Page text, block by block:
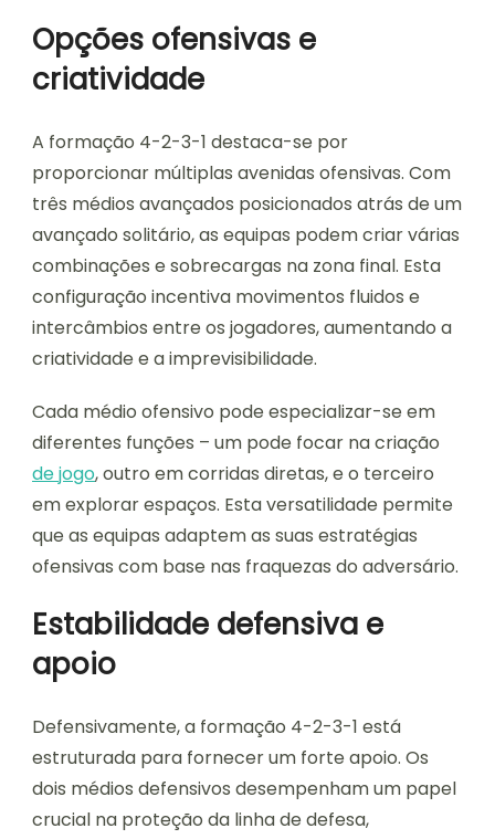
Opções ofensivas e
criatividade
A formação 4-2-3-1 destaca-se por
proporcionar múltiplas avenidas ofensivas. Com
três médios avançados posicionados atrás de um
avançado solitário, as equipas podem criar várias
combinações e sobrecargas na zona final. Esta
configuração incentiva movimentos fluidos e
intercâmbios entre os jogadores, aumentando a
criatividade e a imprevisibilidade.
Cada médio ofensivo pode especializar-se em
diferentes funções – um pode focar na criação
de jogo, outro em corridas diretas, e o terceiro
em explorar espaços. Esta versatilidade permite
que as equipas adaptem as suas estratégias
ofensivas com base nas fraquezas do adversário.
Estabilidade defensiva e
apoio
Defensivamente, a formação 4-2-3-1 está
estruturada para fornecer um forte apoio. Os
dois médios defensivos desempenham um papel
crucial na proteção da linha de defesa,